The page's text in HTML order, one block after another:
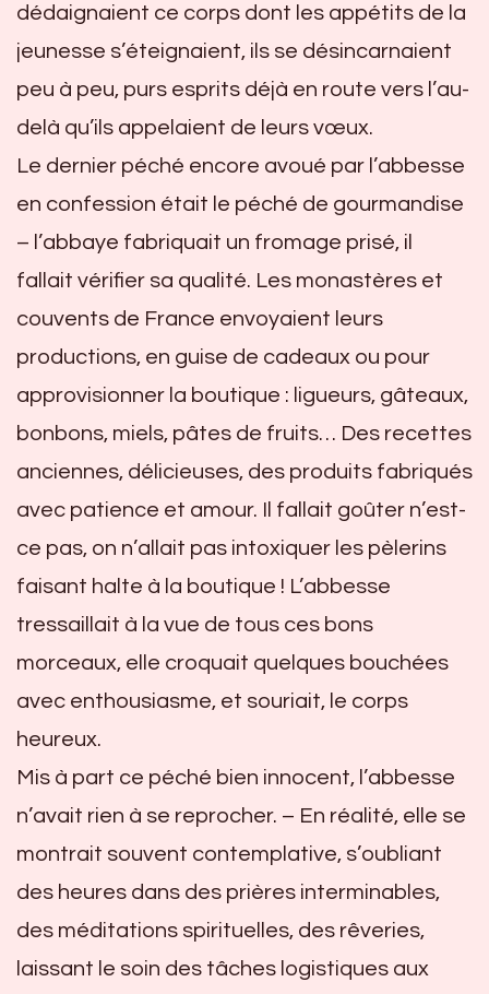
dédaignaient ce corps dont les appétits de la
jeunesse s’éteignaient, ils se désincarnaient
peu à peu, purs esprits déjà en route vers l’au-
delà qu’ils appelaient de leurs vœux.
Le dernier péché encore avoué par l’abbesse
en confession était le péché de gourmandise
– l’abbaye fabriquait un fromage prisé, il
fallait vérifier sa qualité. Les monastères et
couvents de France envoyaient leurs
productions, en guise de cadeaux ou pour
approvisionner la boutique : ligueurs, gâteaux,
bonbons, miels, pâtes de fruits… Des recettes
anciennes, délicieuses, des produits fabriqués
avec patience et amour. Il fallait goûter n’est-
ce pas, on n’allait pas intoxiquer les pèlerins
faisant halte à la boutique ! L’abbesse
tressaillait à la vue de tous ces bons
morceaux, elle croquait quelques bouchées
avec enthousiasme, et souriait, le corps
heureux.
Mis à part ce péché bien innocent, l’abbesse
n’avait rien à se reprocher. – En réalité, elle se
montrait souvent contemplative, s’oubliant
des heures dans des prières interminables,
des méditations spirituelles, des rêveries,
laissant le soin des tâches logistiques aux